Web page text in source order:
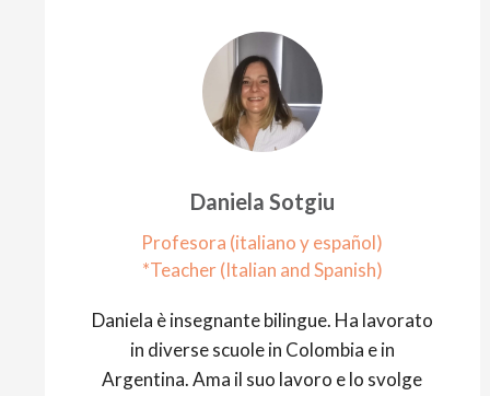
Daniela Sotgiu
Profesora (italiano yespañol)
*Teacher (Italian and Spanish)
Daniela è insegnante bilingue. Ha lavorato
in diverse scuole in Colombia e in
Argentina.Ama il suo lavoro e lo svolge